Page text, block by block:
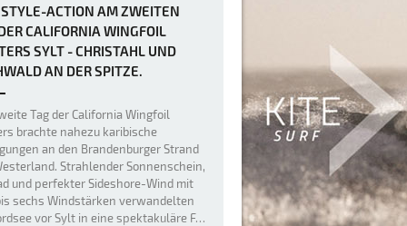
ACTION AM ZWEITEN
CALIFORNIA WINGFOIL
SYLT - CHRISTAHL UND
AN DER SPITZE.
Tag der California Wingfoil
brachte nahezu karibische
an den Brandenburger Strand
Strahlender Sonnenschein,
und perfekter Sideshore-Wind mit
sechs Windstärken verwandelten
vor Sylt in eine spektakuläre F…